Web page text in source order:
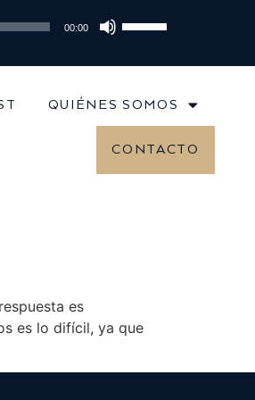
estrategia que marca la diferencia
00:00
flecha
arriba/abajo
para
QUIÉNES SOMOS
CONTACTO
es
es lo difícil, ya que